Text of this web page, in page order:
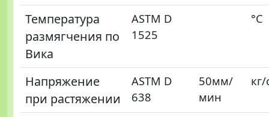
Температура
размягчения по
Вика
ASTM D
1525
°С
Напряжение
при растяжении
ASTM D
638
50мм/
мин